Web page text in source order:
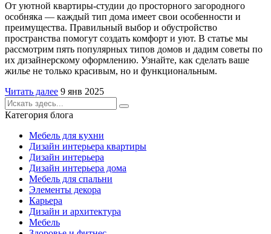
От уютной квартиры-студии до просторного загородного
особняка — каждый тип дома имеет свои особенности и
преимущества. Правильный выбор и обустройство
пространства помогут создать комфорт и уют. В статье мы
рассмотрим пять популярных типов домов и дадим советы по
их дизайнерскому оформлению. Узнайте, как сделать ваше
жилье не только красивым, но и функциональным.
Читать далее 9 янв 2025
Категория блога
Мебель для кухни
Дизайн интерьера квартиры
Дизайн интерьера
Дизайн интерьера дома
Мебель для спальни
Элементы декора
Карьера
Дизайн и архитектура
Мебель